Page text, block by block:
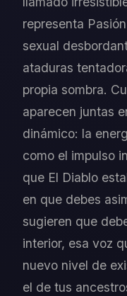
representa
sexual
ataduras
propia sombra.
aparecen juntas
dinámico: la
como el impulso
que El Diablo
en que debes
sugieren que
interior, esa voz
nuevo nivel de
el de tus